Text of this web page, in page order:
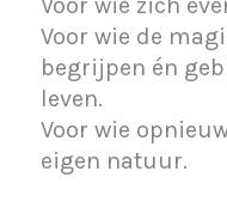
Voor wie zich
Voor wie de
begrijpen én
leven.
Voor wie
eigen natuur.